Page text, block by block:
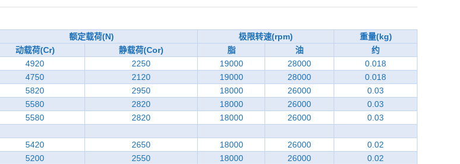
额定载荷(N) 极限转速(rpm)
重量(kg)
动载荷(Cr) 静载荷(Cor) 脂 油
约
4920 2250 19000 28000
0.018
4750 2120 19000 28000
0.018
5820 2950 18000 26000
0.03
5580 2820 18000 26000
0.03
5580 2820 18000 26000 0.03
5420 2650 18000 26000
0.02
5200 2550 18000 26000
0.02